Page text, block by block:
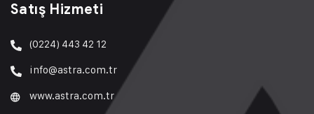
Satış Hizmeti
(0224) 443 42 12
info@astra.com.tr
www.astra.com.tr